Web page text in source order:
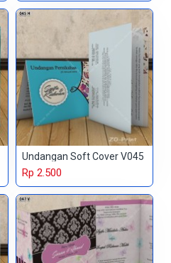
Undangan Soft Cover V045
Rp 2.500